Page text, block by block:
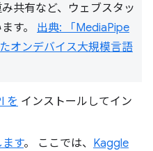
共有など、ウェブスタッ
す。 出典: 「MediaPipe
オンデバイス大規模言語
を インストールしてイン
す。 ここでは、 Kaggle